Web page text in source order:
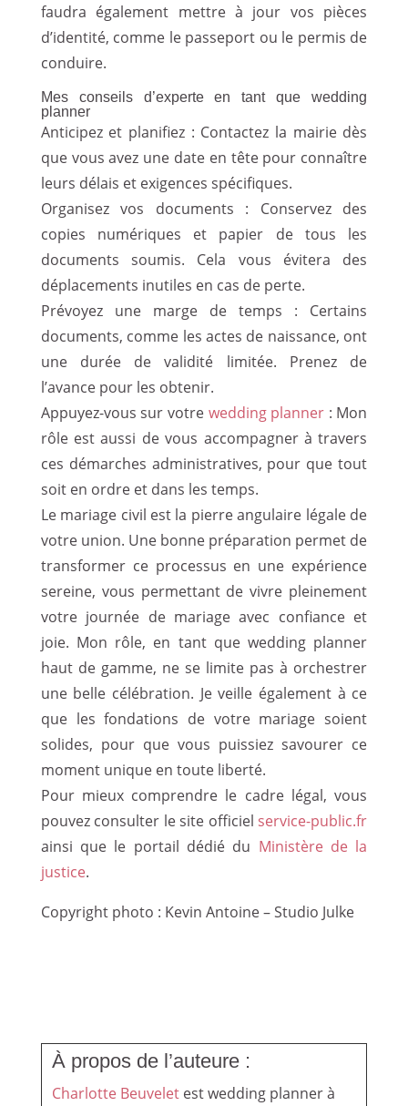
faudra également mettre à jour vos pièces
d’identité, comme le passeport ou le permis de
conduire.
Mes conseils d’experte en tant que wedding
planner
Anticipez et planifiez : Contactez la mairie dès
que vous avez une date en tête pour connaître
leurs délais et exigences spécifiques.
Organisez vos documents : Conservez des
copies numériques et papier de tous les
documents soumis. Cela vous évitera des
déplacements inutiles en cas de perte.
Prévoyez une marge de temps : Certains
documents, comme les actes de naissance, ont
une durée de validité limitée. Prenez de
l’avance pour les obtenir.
Appuyez-vous sur votre wedding planner : Mon
rôle est aussi de vous accompagner à travers
ces démarches administratives, pour que tout
soit en ordre et dans les temps.
Le mariage civil est la pierre angulaire légale de
votre union. Une bonne préparation permet de
transformer ce processus en une expérience
sereine, vous permettant de vivre pleinement
votre journée de mariage avec confiance et
joie. Mon rôle, en tant que wedding planner
haut de gamme, ne se limite pas à orchestrer
une belle célébration. Je veille également à ce
que les fondations de votre mariage soient
solides, pour que vous puissiez savourer ce
moment unique en toute liberté.
Pour mieux comprendre le cadre légal, vous
pouvez consulter le site officiel service-public.fr
ainsi que le portail dédié du Ministère de la
justice.
Copyright photo : Kevin Antoine – Studio Julke
À propos de l’auteure :
Charlotte Beuvelet est wedding planner à